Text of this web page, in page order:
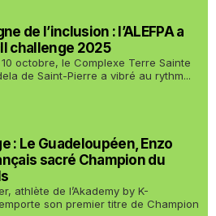
de l’inclusion : l’ALEFPA a
challenge 2025
octobre, le Complexe Terre Sainte
de Saint-Pierre a vibré au rythm...
: Le Guadeloupéen, Enzo
sacré Champion du
athlète de l’Akademy by K-
son premier titre de Champion